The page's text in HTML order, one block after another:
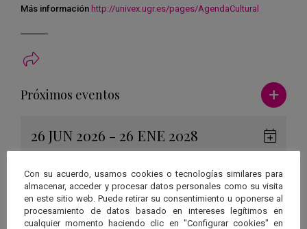
Más información http://univex.ugr.es/pages/AgendaCultural
Próximos eventos Ver más
26 JUN 2026 - 26 ENE 2028
Eclipse,Planetario/Gérgal,Granada,
Málaga,Sevilla
en
Con su acuerdo, usamos cookies o tecnologías similares para
almacenar, acceder y procesar datos personales como su visita
en este sitio web. Puede retirar su consentimiento u oponerse al
procesamiento de datos basado en intereses legítimos en
cualquier momento haciendo clic en "Configurar cookies" en